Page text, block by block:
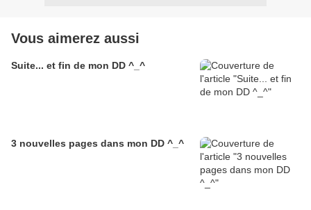
Vous aimerez aussi
Suite... et fin de mon DD ^_^
3 nouvelles pages dans mon DD ^_^